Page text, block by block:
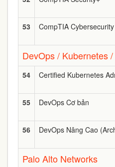
53 CompTIA
DevOps / Kubernetes
54 Certified Kubernetes
55 DevOps Cơ bản
56 DevOps Nâng Cao
Palo Alto Networks